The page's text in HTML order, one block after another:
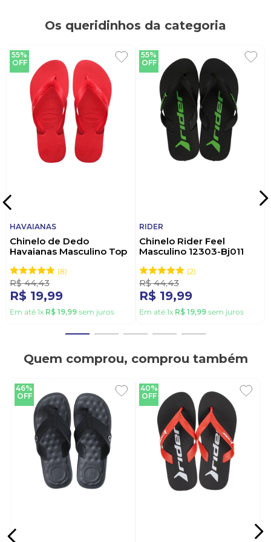
Os queridinhos da categoria
55%
OFF
HAVAIANAS
Chinelo de Dedo
Havaianas Masculino Top
8
R$ 44,43
R$ 19,99
Em até 1x R$ 19,99 sem juros
55%
OFF
RIDER
Chinelo Rider Feel
Masculino 12303-Bj011
2
R$ 44,43
R$ 19,99
Em até 1x R$ 19,99 sem juros
Quem comprou, comprou também
46%
OFF
40%
OFF